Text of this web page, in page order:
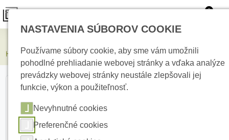
0
HIKVISION DS-2CD2043G2-IU(2.8mm) 4 Mpx Bullet Kamera
NASTAVENIA SÚBOROV COOKIE
Používame súbory cookie, aby sme vám umožnili
pohodlné prehliadanie webovej stránky a vďaka analýze
prevádzky webovej stránky neustále zlepšovali jej
funkcie, výkon a použiteľnosť.
Nevyhnutné cookies
Preferenčné cookies